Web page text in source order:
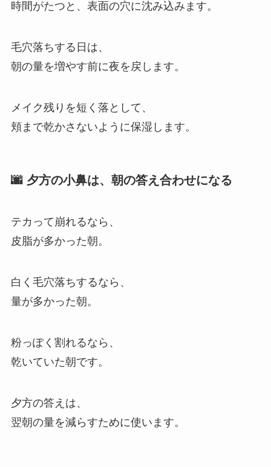
時間がたつと、表面の穴に沈み込みます。
毛穴落ちする日は、
朝の量を増やす前に夜を戻します。
メイク残りを短く落として、
頬まで乾かさないように保湿します。
🌆 夕方の小鼻は、朝の答え合わせになる
テカって崩れるなら、
皮脂が多かった朝。
白く毛穴落ちするなら、
量が多かった朝。
粉っぽく割れるなら、
乾いていた朝です。
夕方の答えは、
翌朝の量を減らすために使います。